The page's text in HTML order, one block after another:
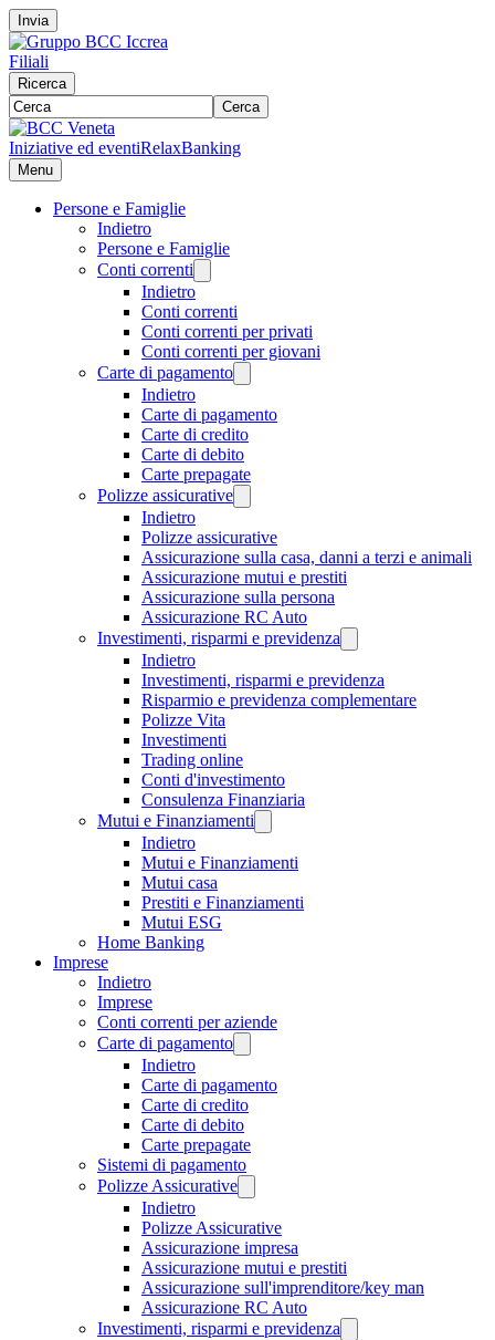
Invia
Filiali
Ricerca
Cerca
Iniziative ed eventiRelaxBanking
Menu
Persone e Famiglie
Indietro
Persone e Famiglie
Conti correnti
Indietro
Conti correnti
Conti correnti per privati
Conti correnti per giovani
Carte di pagamento
Indietro
Carte di pagamento
Carte di credito
Carte di debito
Carte prepagate
Polizze assicurative
Indietro
Polizze assicurative
Assicurazione sulla casa, danni a terzi e animali
Assicurazione mutui e prestiti
Assicurazione sulla persona
Assicurazione RC Auto
Investimenti, risparmi e previdenza
Indietro
Investimenti, risparmi e previdenza
Risparmio e previdenza complementare
Polizze Vita
Investimenti
Trading online
Conti d'investimento
Consulenza Finanziaria
Mutui e Finanziamenti
Indietro
Mutui e Finanziamenti
Mutui casa
Prestiti e Finanziamenti
Mutui ESG
Home Banking
Imprese
Indietro
Imprese
Conti correnti per aziende
Carte di pagamento
Indietro
Carte di pagamento
Carte di credito
Carte di debito
Carte prepagate
Sistemi di pagamento
Polizze Assicurative
Indietro
Polizze Assicurative
Assicurazione impresa
Assicurazione mutui e prestiti
Assicurazione sull'imprenditore/key man
Assicurazione RC Auto
Investimenti, risparmi e previdenza